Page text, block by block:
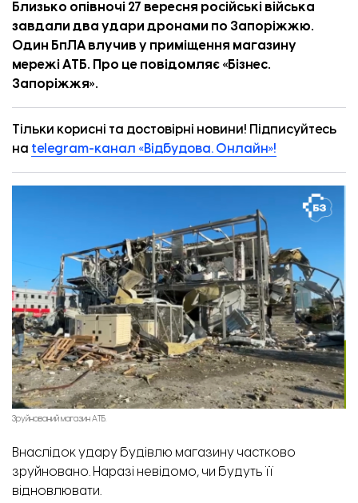
Близько опівночі 27 вересня російські війська
завдали два удари дронами по Запоріжжю.
Один БпЛА влучив у приміщення магазину
мережі АТБ. Про це повідомляє «Бізнес.
Запоріжжя».
Тільки корисні та достовірні новини! Підписуйтесь
на telegram-канал «Відбудова. Онлайн»!
Зруйнований магазин АТБ.
Внаслідок удару будівлю магазину частково
зруйновано. Наразі невідомо, чи будуть її
відновлювати.